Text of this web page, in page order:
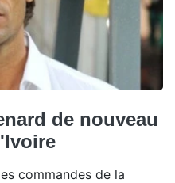
de nouveau
commandes de la